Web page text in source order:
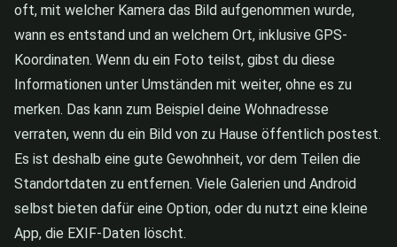
oft, mit welcher Kamera das Bild aufgenommen wurde,
wann es entstand und an welchem Ort, inklusive GPS-
Koordinaten. Wenn du ein Foto teilst, gibst du diese
Informationen unter Umständen mit weiter, ohne es zu
merken. Das kann zum Beispiel deine Wohnadresse
verraten, wenn du ein Bild von zu Hause öffentlich postest.
Es ist deshalb eine gute Gewohnheit, vor dem Teilen die
Standortdaten zu entfernen. Viele Galerien und Android
selbst bieten dafür eine Option, oder du nutzt eine kleine
App, die EXIF-Daten löscht.